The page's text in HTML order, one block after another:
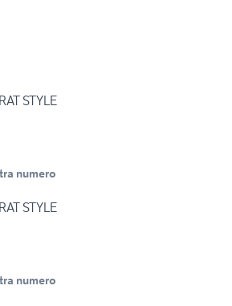
STYLE
numero
STYLE
numero